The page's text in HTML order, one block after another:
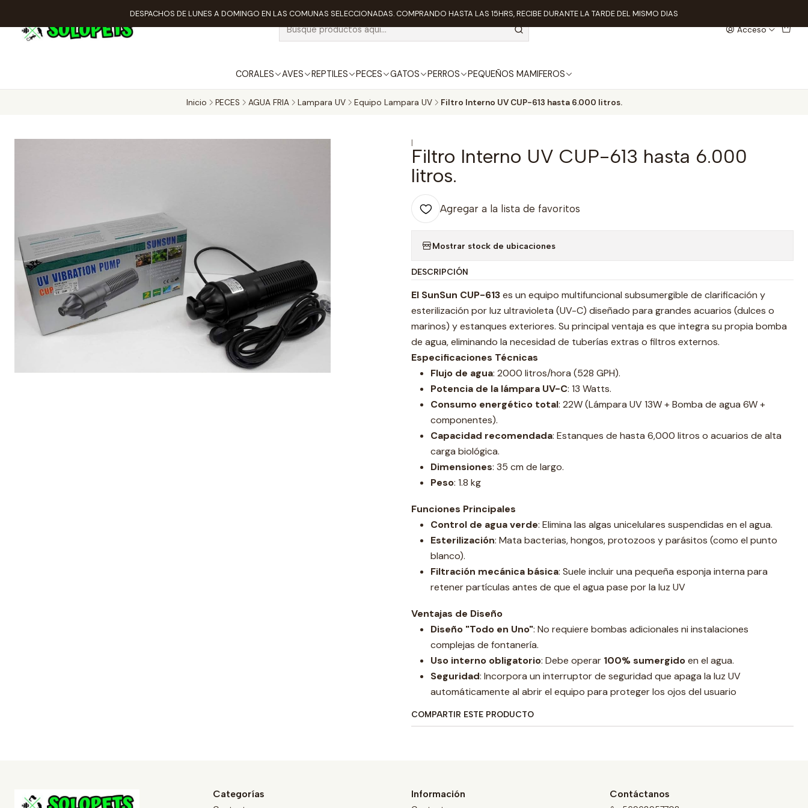
Acceso
CORALES AVES REPTILES PECES GATOS PERROS PEQUEÑOS MAMIFEROS
DESPACHOS DE LUNES A DOMINGO EN LAS COMUNAS SELECCIONADAS. COMPRANDO HASTA LAS 15HRS, RECIBE DURANTE LA TARDE DEL MISMO DIAS
Inicio PECES AGUA FRIA Lampara UV Equipo Lampara UV Filtro Interno UV CUP-613 hasta 6.000 litros.
|
Filtro Interno UV CUP-613 hasta 6.000
litros.
Agregar a la lista de favoritos
Mostrar stock de ubicaciones
DESCRIPCIÓN
El SunSun CUP-613es un equipo multifuncional subsumergible de clarificación y
esterilización por luz ultravioleta (UV-C) diseñado para grandes acuarios (dulces o
marinos) y estanques exteriores. Su principal ventaja es que integra su propia bomba
de agua, eliminando la necesidad de tuberías extras o filtros externos.
Especificaciones Técnicas
Flujo de agua: 2000 litros/hora (528 GPH).
Potencia de la lámpara UV-C: 13 Watts.
Consumo energético total: 22W (Lámpara UV 13W + Bomba de agua 6W +
componentes).
Capacidad recomendada: Estanques de hasta 6,000 litros o acuarios de alta
carga biológica.
Dimensiones: 35 cm de largo.
Peso: 1.8 kg
Funciones Principales
Control de agua verde: Elimina las algas unicelulares suspendidas en el agua.
Esterilización: Mata bacterias, hongos, protozoos y parásitos (como el punto
blanco).
Filtración mecánica básica: Suele incluir una pequeña esponja interna para
retener partículas antes de que el agua pase por la luz UV
Ventajas de Diseño
Diseño "Todo en Uno": No requiere bombas adicionales ni instalaciones
complejas de fontanería.
Uso interno obligatorio: Debe operar 100% sumergidoen el agua.
Seguridad: Incorpora un interruptor de seguridad que apaga la luz UV
automáticamente al abrir el equipo para proteger los ojos del usuario
COMPARTIR ESTE PRODUCTO
Categorías Información Contáctanos